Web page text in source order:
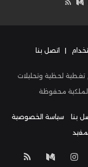
| اتصل بنا
تغطية لحظية وتحليلات
محفوظة
بنا
سياسة الخصوصية
انستقراموسط